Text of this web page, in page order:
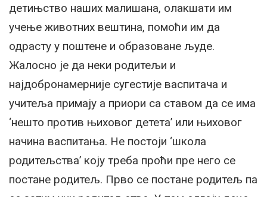
детињство наших малишана, олакшати им
учење животних вештина, помоћи им да
одрасту у поштене и образоване људе.
Жалосно је да неки родитељи и
најдобронамерније сугестије васпитача и
учитеља примају а приори са ставом да се има
‘нешто против њиховог детета’ или њиховог
начина васпитања. Не постоји ‘школа
родитељства’ коју треба проћи пре него се
постане родитељ. Прво се постане родитељ па